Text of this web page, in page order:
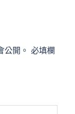
公開。 必填欄